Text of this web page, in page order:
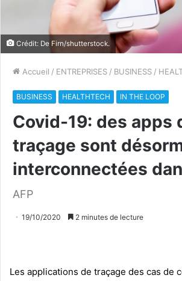
Crédit: De Firn/shutterstock.
Accueil / ENTREPRISES / BUSINESS /
BUSINESS HEALTHTECH IN THE LOOP
Covid-19: des apps
traçage sont
interconnectées
AFP
19/10/2020 2 minutes de lecture
Les applications de traçage des cas de